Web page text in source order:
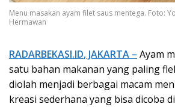
Menu masakan ayam filet saus mentega. Foto:
Hermawan
RADARBEKASI.ID, JAKARTA – Ayam
satu bahan makanan yang paling
diolah menjadi berbagai macam
kreasi sederhana yang bisa dicoba